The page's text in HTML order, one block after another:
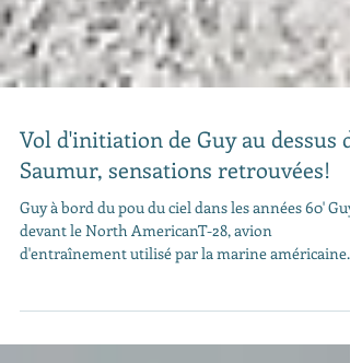
Vol d'initiation de Guy au dessus de
Saumur, sensations retrouvées!
devant le North AmericanT-28, avion
d'entraînement utilisé par la marine américaine...